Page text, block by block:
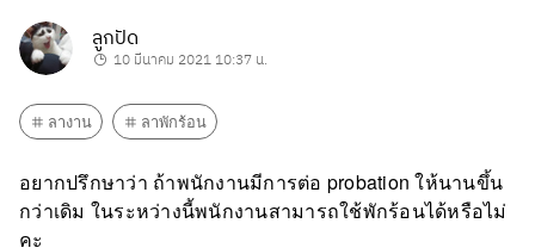
ลูกปัด
10 มีนาคม 2021 10:37 น.
ลางาน ลาพักร้อน
อยากปรึกษาว่า ถ้าพนักงานมีการต่อ probation ให้นานขึ้น
กว่าเดิม ในระหว่างนี้พนักงานสามารถใช้พักร้อนได้หรือไม่
คะ